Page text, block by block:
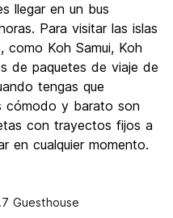
llegar en un bus
Para visitar las islas
Koh Samui, Koh
de paquetes de viaje de
tengas que
cómodo y barato son
con trayectos fijos a
en cualquier momento.
Guesthouse